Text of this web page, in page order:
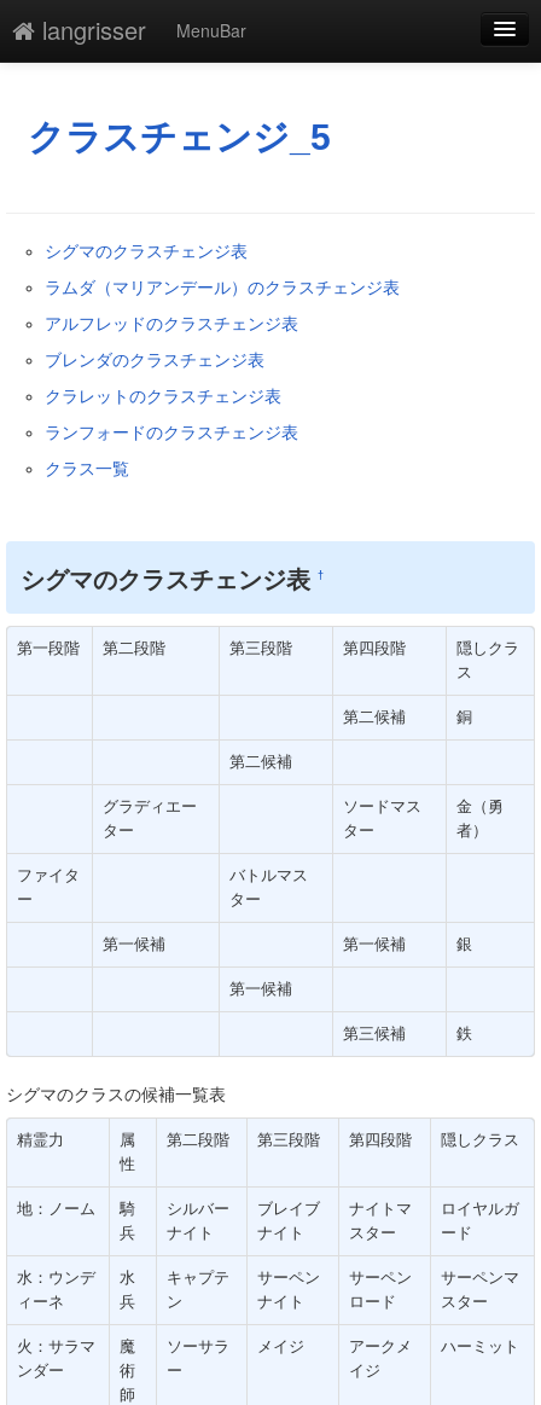
langrisser
MenuBar
添付
一覧
単語検索
クラスチェンジ_5
シグマのクラスチェンジ表
ラムダ（マリアンデール）のクラスチェンジ表
アルフレッドのクラスチェンジ表
ブレンダのクラスチェンジ表
クラレットのクラスチェンジ表
ランフォードのクラスチェンジ表
クラス一覧
シグマのクラスチェンジ表†
第一段階 第二段階 第三段階 第四段階
隠しクラ
ス
第二候補 銅
第二候補
グラディエー
ター
ソードマス
ター
金（勇
者）
ファイタ
ー
バトルマス
ター
第一候補 第一候補 銀
第一候補
第三候補 鉄
シグマのクラスの候補一覧表
精霊力
属
性
第二段階 第三段階 第四段階 隠しクラス
地：ノーム
騎
兵
シルバー
ナイト
ブレイブ
ナイト
ナイトマ
スター
ロイヤルガ
ード
水：ウンデ
ィーネ
水
兵
キャプテ
ン
サーペン
ナイト
サーペン
ロード
サーペンマ
スター
火：サラマ
ンダー
魔
術
師
ソーサラ
ー
メイジ
アークメ
イジ
ハーミット